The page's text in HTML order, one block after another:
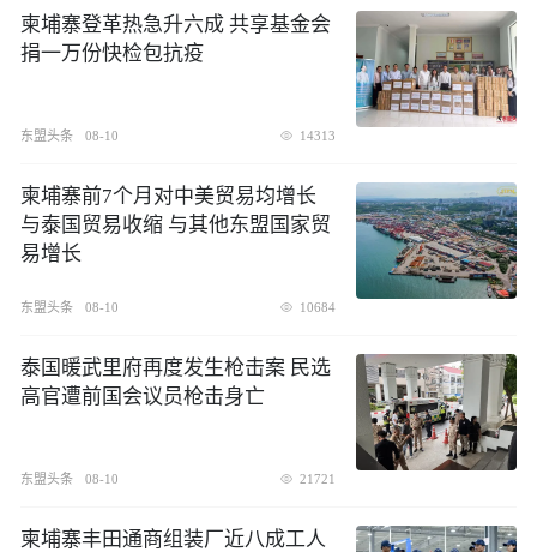
柬埔寨登革热急升六成 共享基金会
捐一万份快检包抗疫
东盟头条 08-10 14313
柬埔寨前7个月对中美贸易均增长
与泰国贸易收缩 与其他东盟国家贸
易增长
东盟头条 08-10 10684
泰国暖武里府再度发生枪击案 民选
高官遭前国会议员枪击身亡
东盟头条 08-10 21721
柬埔寨丰田通商组装厂近八成工人